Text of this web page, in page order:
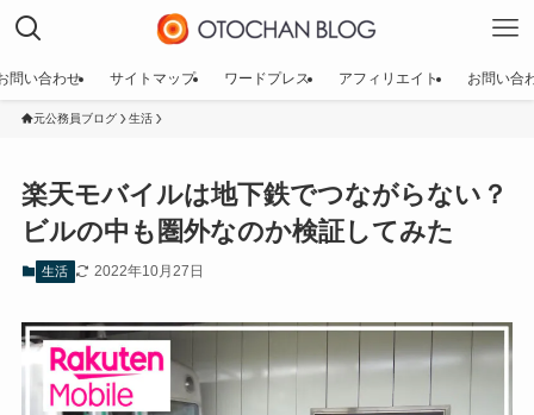
問い合わせ サイトマップ ワードプレス アフィリエイト お問い合
元公務員ブログ 生活
楽天モバイルは地下鉄でつながらない？
ビルの中も圏外なのか検証してみた
生活 2022年10月27日